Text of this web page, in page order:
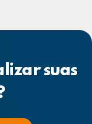
suas